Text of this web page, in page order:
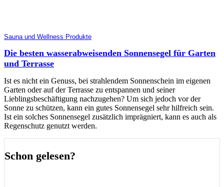
Sauna und Wellness Produkte
Die besten wasserabweisenden Sonnensegel für Garten
und Terrasse
Ist es nicht ein Genuss, bei strahlendem Sonnenschein im eigenen
Garten oder auf der Terrasse zu entspannen und seiner
Lieblingsbeschäftigung nachzugehen? Um sich jedoch vor der
Sonne zu schützen, kann ein gutes Sonnensegel sehr hilfreich sein.
Ist ein solches Sonnensegel zusätzlich imprägniert, kann es auch als
Regenschutz genutzt werden.
Schon gelesen?